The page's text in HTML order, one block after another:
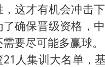
这才有机会冲击下
确保晋级资格，
要尽可能多赢球。
21人集训大名单，